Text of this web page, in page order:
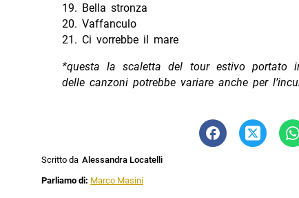
19. Bella stronza
20. Vaffanculo
21. Ci vorrebbe il mare
*questa la scaletta del tour estivo portato
delle canzoni potrebbe variare anche per
Scritto da Alessandra Locatelli
Parliamo di: Marco Masini